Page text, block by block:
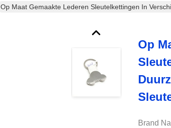
Op Maat Gemaakte Lederen Sleutelkettingen In
Op
Brand